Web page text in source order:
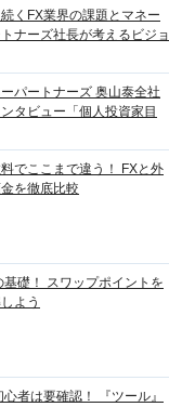
くFX業界の課題とマネー
ナーズ社長が考えるビジョ
パートナーズ 奥山泰全社
タビュー「個人投資家目
でここまで違う！ FXと外
を徹底比較
基礎！ スワップポイントを
よう
心者は要確認！ 『ツール』